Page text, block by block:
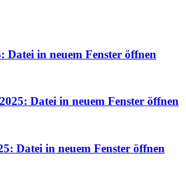
: Datei in neuem Fenster öffnen
: Datei in neuem Fenster öffnen
: Datei in neuem Fenster öffnen